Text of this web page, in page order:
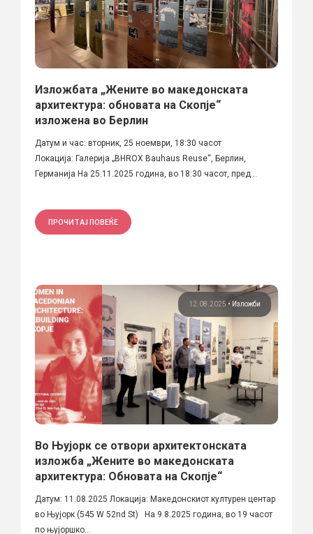
Изложбата „Жените во македонската
архитектура: обновата на Скопје“
изложена во Берлин
Датум и час: вторник, 25 ноември, 18:30 часот
Локација: Галерија „BHROX Bauhaus Reuse“, Берлин,
Германија На 25.11.2025 година, во 18:30 часот, пред...
ПРОЧИТАЈ ПОВЕЌЕ
12.08.2025 • Изложби
Во Њујорк се отвори архитектонската
изложба „Жените во македонската
архитектура: Обновата на Скопје“
Датум: 11.08.2025 Локација: Македонскиот културен центар
во Њујорк (545 W 52nd St) На 9.8.2025 година, во 19 часот
по њујоршко...